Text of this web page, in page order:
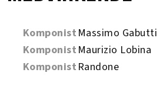
Komponist Massimo Gabutti
Komponist Maurizio Lobina
Komponist Randone